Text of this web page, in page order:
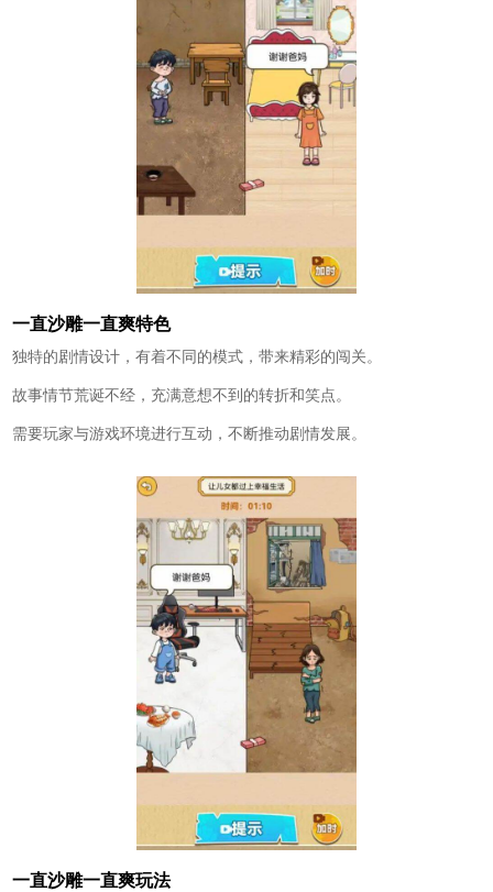
一直沙雕一直爽特色
独特的剧情设计，有着不同的模式，带来精彩的闯关。
故事情节荒诞不经，充满意想不到的转折和笑点。
需要玩家与游戏环境进行互动，不断推动剧情发展。
一直沙雕一直爽玩法